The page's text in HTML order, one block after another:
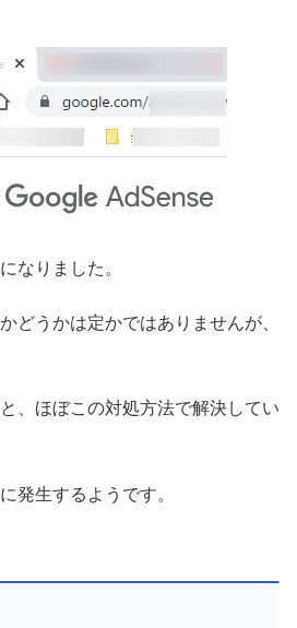
なりました。
どうかは定かではありませんが、
、ほぼこの対処方法で解決してい
発生するようです。